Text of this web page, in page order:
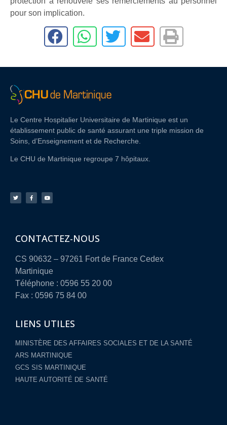
pour son implication.
Le Centre Hospitalier Universitaire de Martinique est un
établissement public de santé assurant une triple mission de
Soins, d’Enseignement et de Recherche.
Le CHU de Martinique regroupe 7 hôpitaux.
CONTACTEZ-NOUS
CS 90632 – 97261 Fort de France Cedex
Martinique
Téléphone : 0596 55 20 00
Fax : 0596 75 84 00
LIENS UTILES
MINISTÈRE DES AFFAIRES SOCIALES ET DE LA SANTÉ
ARS MARTINIQUE
GCS SIS MARTINIQUE
HAUTE AUTORITÉ DE SANTÉ